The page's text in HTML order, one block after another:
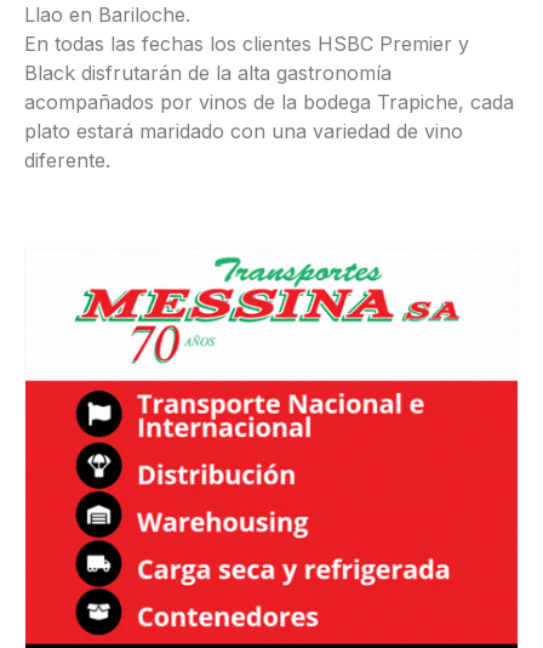
Llao en Bariloche.
En todas las fechas los clientes HSBC Premier y
Black disfrutarán de la alta gastronomía
acompañados por vinos de la bodega Trapiche, cada
plato estará maridado con una variedad de vino
diferente.